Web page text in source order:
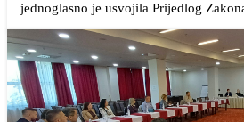
jednoglasno je usvojila Prijedlog